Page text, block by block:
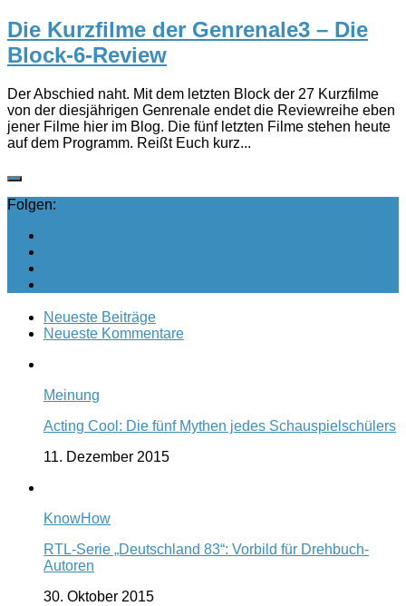
Die Kurzfilme der Genrenale3 – Die
Block-6-Review
Der Abschied naht. Mit dem letzten Block der 27 Kurzfilme
von der diesjährigen Genrenale endet die Reviewreihe eben
jener Filme hier im Blog. Die fünf letzten Filme stehen heute
auf dem Programm. Reißt Euch kurz...
Folgen:
Neueste Beiträge
Neueste Kommentare
Meinung
Acting Cool: Die fünf Mythen jedes Schauspielschülers
11. Dezember 2015
KnowHow
RTL-Serie „Deutschland 83“: Vorbild für Drehbuch-
Autoren
30. Oktober 2015